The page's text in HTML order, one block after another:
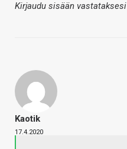
Kirjaudu sisään vastataksesi
Kaotik
17.4.2020